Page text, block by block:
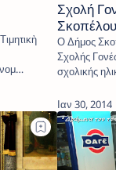
Απονομ…
Σχολή
Σκοπέλου
Ο Δήμος
Σχολής
σχολικής